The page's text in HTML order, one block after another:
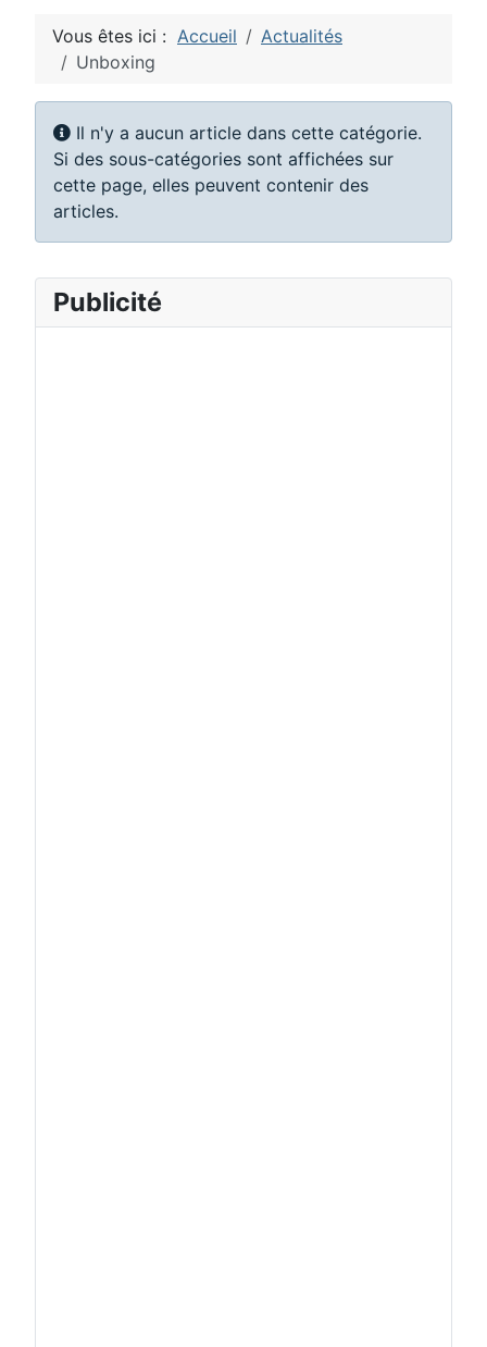
Vous êtes ici : Accueil
Actualités
Unboxing
Information
Il n'y a aucun article dans cette catégorie.
Si des sous-catégories sont affichées sur
cette page, elles peuvent contenir des
articles.
Publicité